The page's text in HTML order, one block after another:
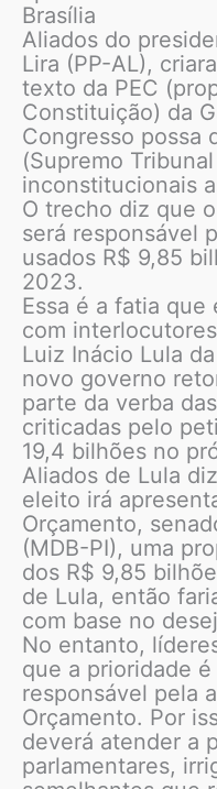
Brasília
Aliados do
Lira (PP-AL),
texto da PEC
Constituição) da
Congresso possa
(Supremo
inconstitucionais
O trecho diz que
será responsável
usados R$ 9,85
2023.
Essa é a fatia que
com
Luiz Inácio Lula
novo governo
parte da verba
criticadas pelo
19,4 bilhões no
Aliados de Lula
eleito irá
Orçamento,
(MDB-PI), uma
dos R$ 9,85
de Lula, então
com base no
No entanto,
que a prioridade
responsável pela
Orçamento. Por
deverá atender a
parlamentares,